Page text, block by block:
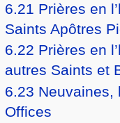
6.21 Prières en
Saints Apôtres
6.22 Prières en
autres Saints et
6.23 Neuvaines,
Offices